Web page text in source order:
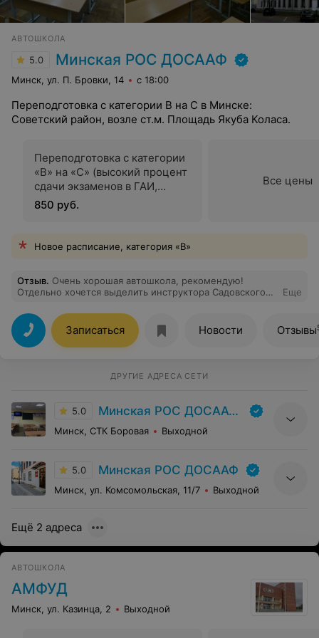
АВТОШКОЛА
5.0 Минская РОС ДОСААФ
Минск, ул. П. Бровки, 14 с 18:00
Переподготовка с категории В на С в Минске:
Советский район, возле ст.м. Площадь Якуба Коласа.
Переподготовка с категории
«В» на «С» (высокий процент
сдачи экзаменов в ГАИ,
сопровождение в ГАИ до
получения прав)
850 руб.
Все цены
Новое расписание, категория «В»
Отзыв. Очень хорошая автошкола, рекомендую!
Отдельно хочется выделить инструктора Садовского
группа, кто был у него, сдали с 1 раза
Еще
Записаться Новости Отзывы
ДРУГИЕ АДРЕСА СЕТИ
5.0 Минская РОС ДОСААФ | УП «РУСЦ» ДОСААФ
Минск, СТК Боровая Выходной
5.0 Минская РОС ДОСААФ
Минск, ул. Комсомольская, 11/7 Выходной
Ещё 2 адреса
АВТОШКОЛА
АМФУД
Минск, ул. Казинца, 2 Выходной